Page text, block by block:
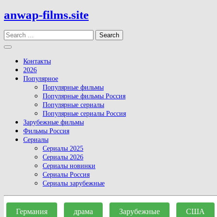
Skip
to
content
anwap-films.site
Search
Open
Button
Контакты
2026
Популярное
Популярные фильмы
Популярные фильмы Россия
Популярные сериалы
Популярные сериалы Россия
Зарубежные фильмы
Фильмы Россия
Сериалы
Сериалы 2025
Сериалы 2026
Сериалы новинки
Сериалы Россия
Сериалы зарубежные
Close
Button
Германия драма Зарубежные США